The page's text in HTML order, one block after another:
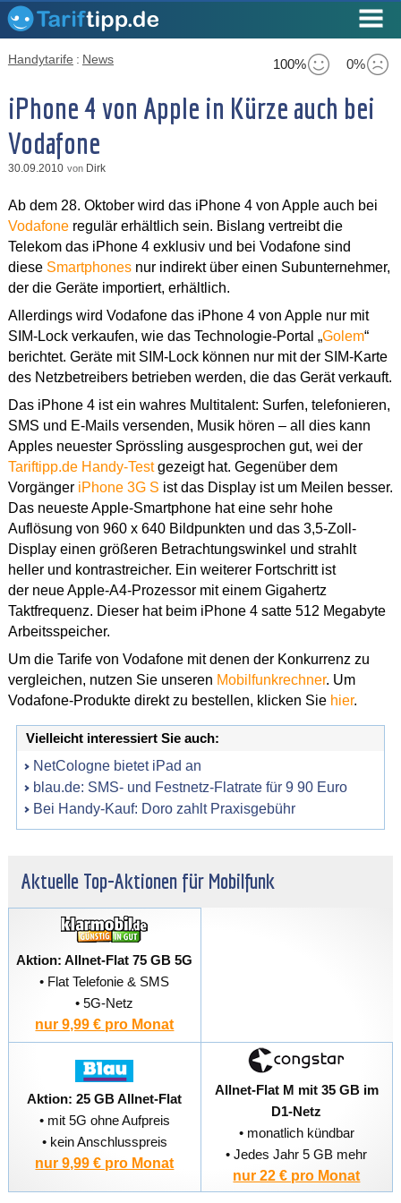
100% 0%
Handytarife : News
iPhone 4 von Apple in Kürze auch bei
Vodafone
30.09.2010 von Dirk
Ab dem 28. Oktober wird das iPhone 4 von Apple auch bei
Vodafoneregulär erhältlich sein. Bislang vertreibt die
Telekom das iPhone 4 exklusiv und bei Vodafone sind
diese Smartphonesnur indirekt über einen Subunternehmer,
der die Geräte importiert, erhältlich.
Allerdings wird Vodafone das iPhone 4 von Apple nur mit
SIM-Lock verkaufen, wie das Technologie-Portal „Golem“
berichtet. Geräte mit SIM-Lock können nur mit der SIM-Karte
des Netzbetreibers betrieben werden, die das Gerät verkauft.
Das iPhone 4 ist ein wahres Multitalent: Surfen, telefonieren,
SMS und E-Mails versenden, Musik hören – all dies kann
Apples neuester Sprössling ausgesprochen gut, wei der
Tariftipp.de Handy-Testgezeigt hat. Gegenüber dem
Vorgänger iPhone 3G S ist das Display ist um Meilen besser.
Das neueste Apple-Smartphone hat eine sehr hohe
Auflösung von 960 x 640 Bildpunkten und das 3,5-Zoll-
Display einen größeren Betrachtungswinkel und strahlt
heller und kontrastreicher. Ein weiterer Fortschritt ist
der neue Apple-A4-Prozessor mit einem Gigahertz
Taktfrequenz. Dieser hat beim iPhone 4 satte 512 Megabyte
Arbeitsspeicher.
Um die Tarife von Vodafone mit denen der Konkurrenz zu
vergleichen, nutzen Sie unseren Mobilfunkrechner. Um
Vodafone-Produkte direkt zu bestellen, klicken Sie hier.
Vielleicht interessiert Sie auch:
NetCologne bietet iPad an
blau.de: SMS- und Festnetz-Flatrate für 9 90 Euro
Bei Handy-Kauf: Doro zahlt Praxisgebühr
Aktuelle Top-Aktionen für Mobilfunk
Aktion: Allnet-Flat 75 GB 5G
• Flat Telefonie & SMS
• 5G-Netz
nur 9,99 € pro Monat
Aktion: 25 GB Allnet-Flat
• mit 5G ohne Aufpreis
• kein Anschlusspreis
nur 9,99 € pro Monat
Allnet-Flat M mit 35 GB im
D1-Netz
• monatlich kündbar
• Jedes Jahr 5 GB mehr
nur 22 € pro Monat